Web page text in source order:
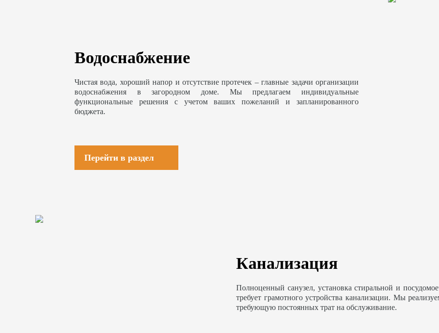
Водоснабжение
Чистая вода, хороший напор и отсутствие протечек – главные задачи организации
водоснабжения в загородном доме. Мы предлагаем индивидуальные
функциональные решения с учетом ваших пожеланий и запланированного
бюджета.
Перейти в раздел
Канализация
Полноценный санузел, установка стиральной и
требует грамотного устройства канализации. Мы
требующую постоянных трат на обслуживание.